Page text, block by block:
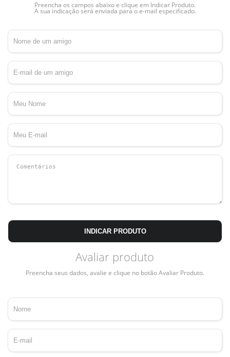
Preencha os campos abaixo e clique em Indicar Produto.
A sua indicação será enviada para o e-mail especificado.
INDICAR PRODUTO
Avaliar produto
Preencha seus dados, avalie e clique no botão Avaliar Produto.